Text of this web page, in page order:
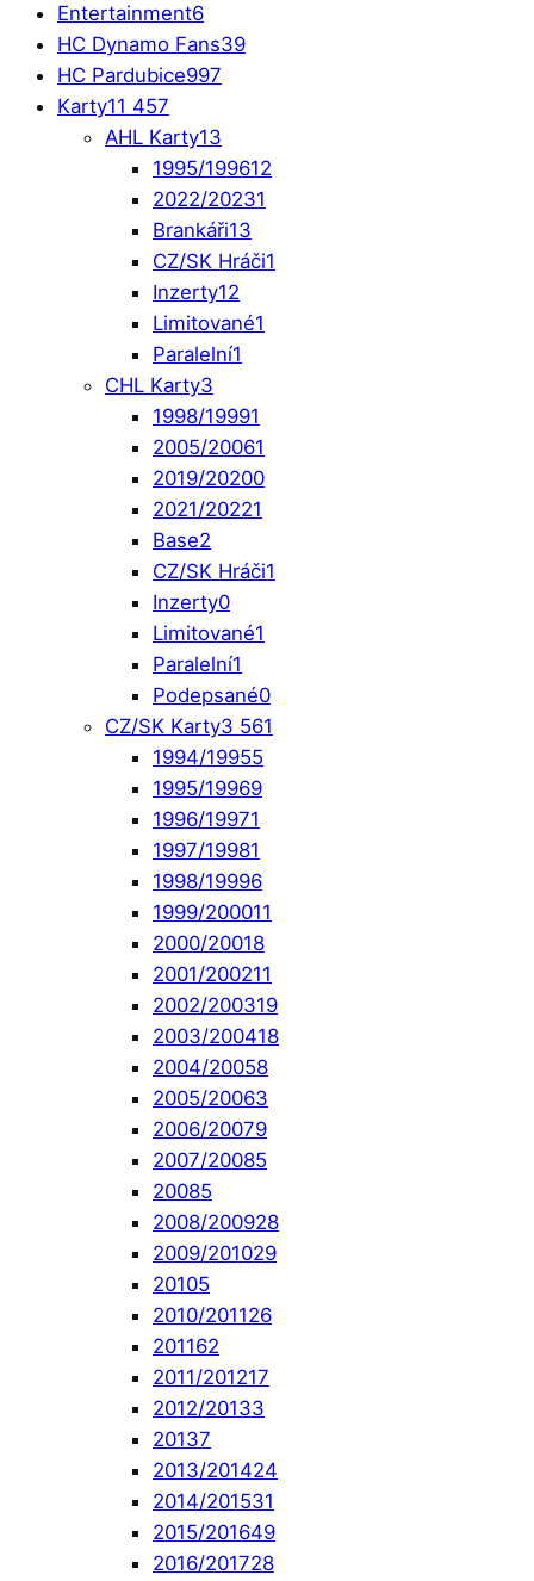
Entertainment6
HC Dynamo Fans39
HC Pardubice997
Karty11 457
AHL Karty13
1995/199612
2022/20231
Brankáři13
CZ/SK Hráči1
Inzerty12
Limitované1
Paralelní1
CHL Karty3
1998/19991
2005/20061
2019/20200
2021/20221
Base2
CZ/SK Hráči1
Inzerty0
Limitované1
Paralelní1
Podepsané0
CZ/SK Karty3 561
1994/19955
1995/19969
1996/19971
1997/19981
1998/19996
1999/200011
2000/20018
2001/200211
2002/200319
2003/200418
2004/20058
2005/20063
2006/20079
2007/20085
20085
2008/200928
2009/201029
20105
2010/201126
201162
2011/201217
2012/20133
20137
2013/201424
2014/201531
2015/201649
2016/201728